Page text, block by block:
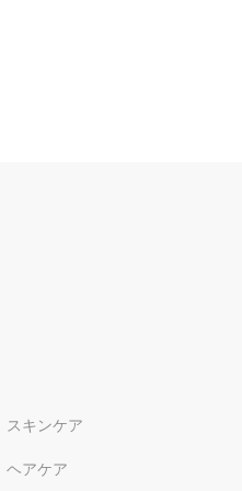
スキンケア
ヘアケア